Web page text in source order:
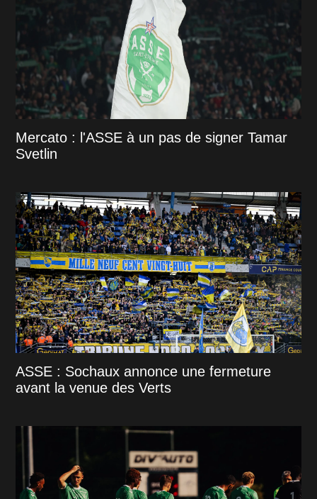
Mercato : l'ASSE à un pas de signer Tamar
Svetlin
ASSE : Sochaux annonce une fermeture
avant la venue des Verts